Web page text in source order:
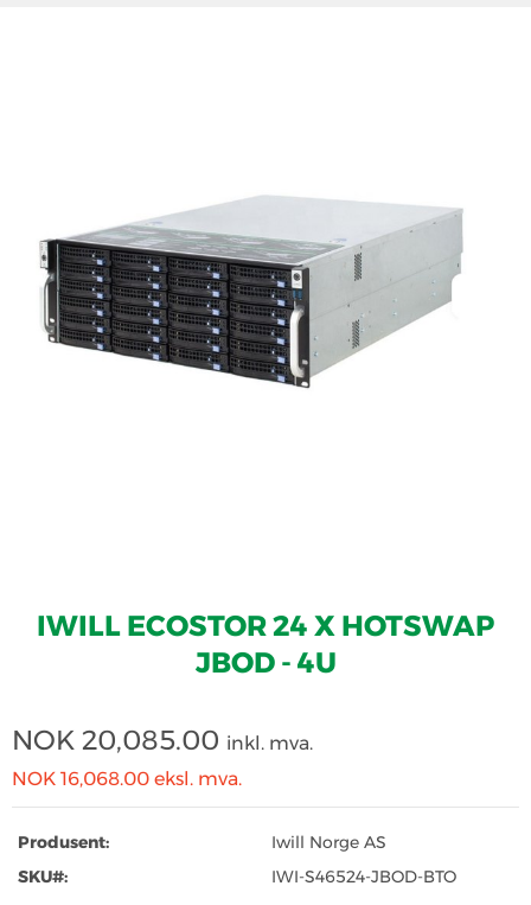
IWILL ECOSTOR 24 X HOTSWAP
JBOD - 4U
NOK 20,085.00 inkl. mva.
NOK 16,068.00 eksl. mva.
Produsent:
Iwill Norge AS
SKU#:
IWI-S46524-JBOD-BTO